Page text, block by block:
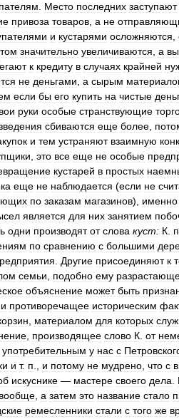
Место последних заступают
привоза товаров а не
и кустарями осложняются
значительно увеличиваются а
к кредиту в случаях крайней
не деньгами а сырым
если бы его купить на чистые
руки особые странствующие
сбиваются еще более
и тем устраняют взаимную
это все еще не особые
кустарей в простых
еще не наблюдается (если не
по заказам магазинов), именно
является для них занятием
одни производят от слова куст: К
по сравнению с большими
Другие присоединяют к
семьи подобно ему
объяснение может быть
и противоречащее историческим
материалом для которых
производящее слово К от
употребительным у нас с
и т. п и потому не мудрено что с
искуснике — мастере своего дела
вообще а затем это название стало
ремесленники стали с того же